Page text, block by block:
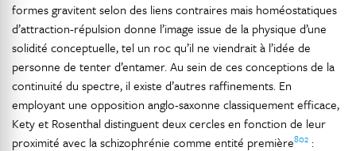
formes gravitent selon des liens contraires mais homéostatiques
d’attraction-répulsion donne l’image issue de la physique d’une
solidité conceptuelle, tel un roc qu’il ne viendrait à l’idée de
personne de tenter d’entamer. Au sein de ces conceptions de la
continuité du spectre, il existe d’autres raffinements. En
employant une opposition anglo-saxonne classiquement efficace,
Kety et Rosenthal distinguent deux cercles en fonction de leur
proximité avec la schizophrénie comme entité première802 :